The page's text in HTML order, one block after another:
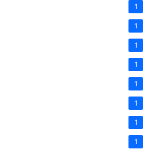
1
1
1
1
1
1
1
1